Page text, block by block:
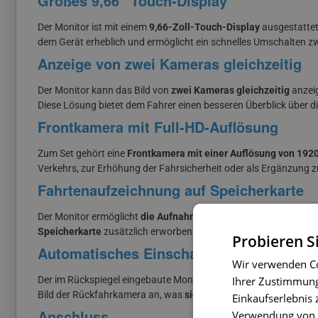
Der Monitor ist mit einem9,66-Zoll-Touch-Display
dem Gerät erheblich und ermöglicht ein schnelles Umschalten
Anzeige von zwei Kameras gleichzeitig
Der Monitor kann das Bild von zwei Kameras gleichzeitig
Diese Lösung bietet dem Fahrer einen besseren Überblick über
Frontkamera mit Full-HD-Auflösung
Zum Set gehört eine Frontkamera mit einer Auflösung von
Verkehrs, zur Erhöhung der Fahrsicherheit oder als Ergänzung
Fahrtenaufzeichnung auf Speicherkarte
Der Monitor ermöglicht die Aufnahme von Video während der
Speicherkarte zusätzlich erworben werden, auf der die Videos
Automatisches Einschalten beim
Der im Rückspiegel eingebaute Monitor funktioniert während
Bild der Rückfahrkamera an, wassicheres und komfortables
Probieren
Wir verwenden
Ihrer
Einkaufserlebnis
Verwendung von